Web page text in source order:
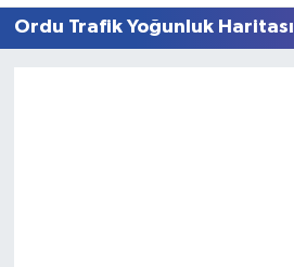
Ordu Trafik Yoğunluk Haritası